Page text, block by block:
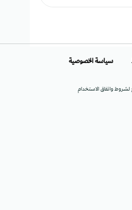
واتفاق الاستخدام
سياسة الخصوصية